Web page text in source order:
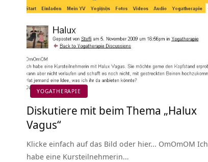
YOGATHERAPIE
Diskutiere mit beim Thema „Halux
Vagus“
Klicke einfach auf das Bild oder hier... OmOmOM Ich
habe eine Kursteilnehmerin…